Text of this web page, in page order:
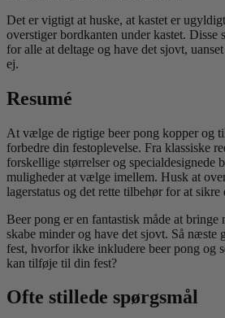
Det er vigtigt at huske, at kastet er
overstiger bordkanten under kastet. Disse
for alle at deltage og have det sjovt,
ej.
Resumé
At vælge de rigtige beer pong kopper og
forbedre din festoplevelse. Fra klassiske
forskellige størrelser og specialdesignede
muligheder at vælge imellem. Husk at
lagerstatus og det rette tilbehør for at sikre
Beer pong er en fantastisk måde at bringe
skabe minder og have det sjovt. Så næste
fest, hvorfor ikke inkludere beer pong og
kan tilføje til din fest?
Ofte stillede spørgsmål